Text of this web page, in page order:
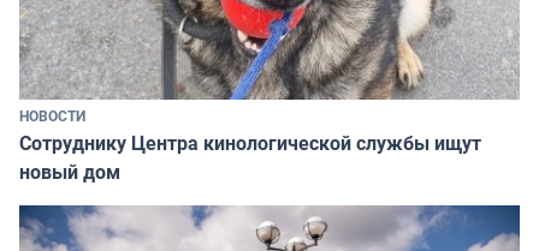
НОВОСТИ
Сотруднику Центра кинологической службы ищут
новый дом